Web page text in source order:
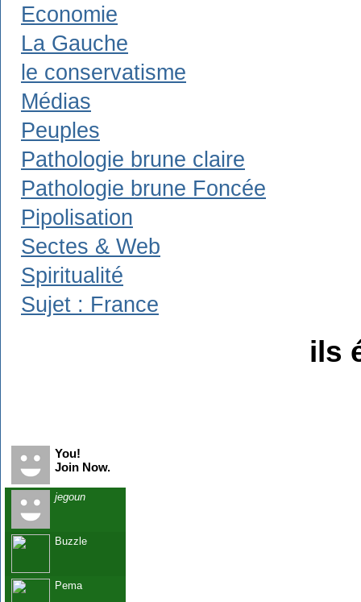
Economie
La Gauche
le conservatisme
Médias
Peuples
Pathologie brune claire
Pathologie brune Foncée
Pipolisation
Sectes & Web
Spiritualité
Sujet : France
ils
You!
Join Now.
jegoun
Buzzle
Pema